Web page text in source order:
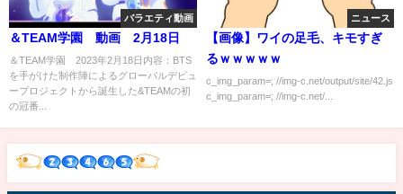
バラエティ動画
＆TEAM学園 動画 2月18日
＆TEAM学園 2023年2月18日内容：BTS
を手がけた制作陣によるグローバルデビュ
ープロジェクトから誕生した&TEAMの初
の冠番...
ニュース
【画像】ワイの足毛、キモすぎ
るｗｗｗｗｗ
c_img_param=; //img-c.net/output/site/42.js
c_img_param=; //img-c.net/...